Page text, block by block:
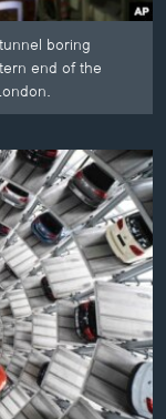
boring
end of the